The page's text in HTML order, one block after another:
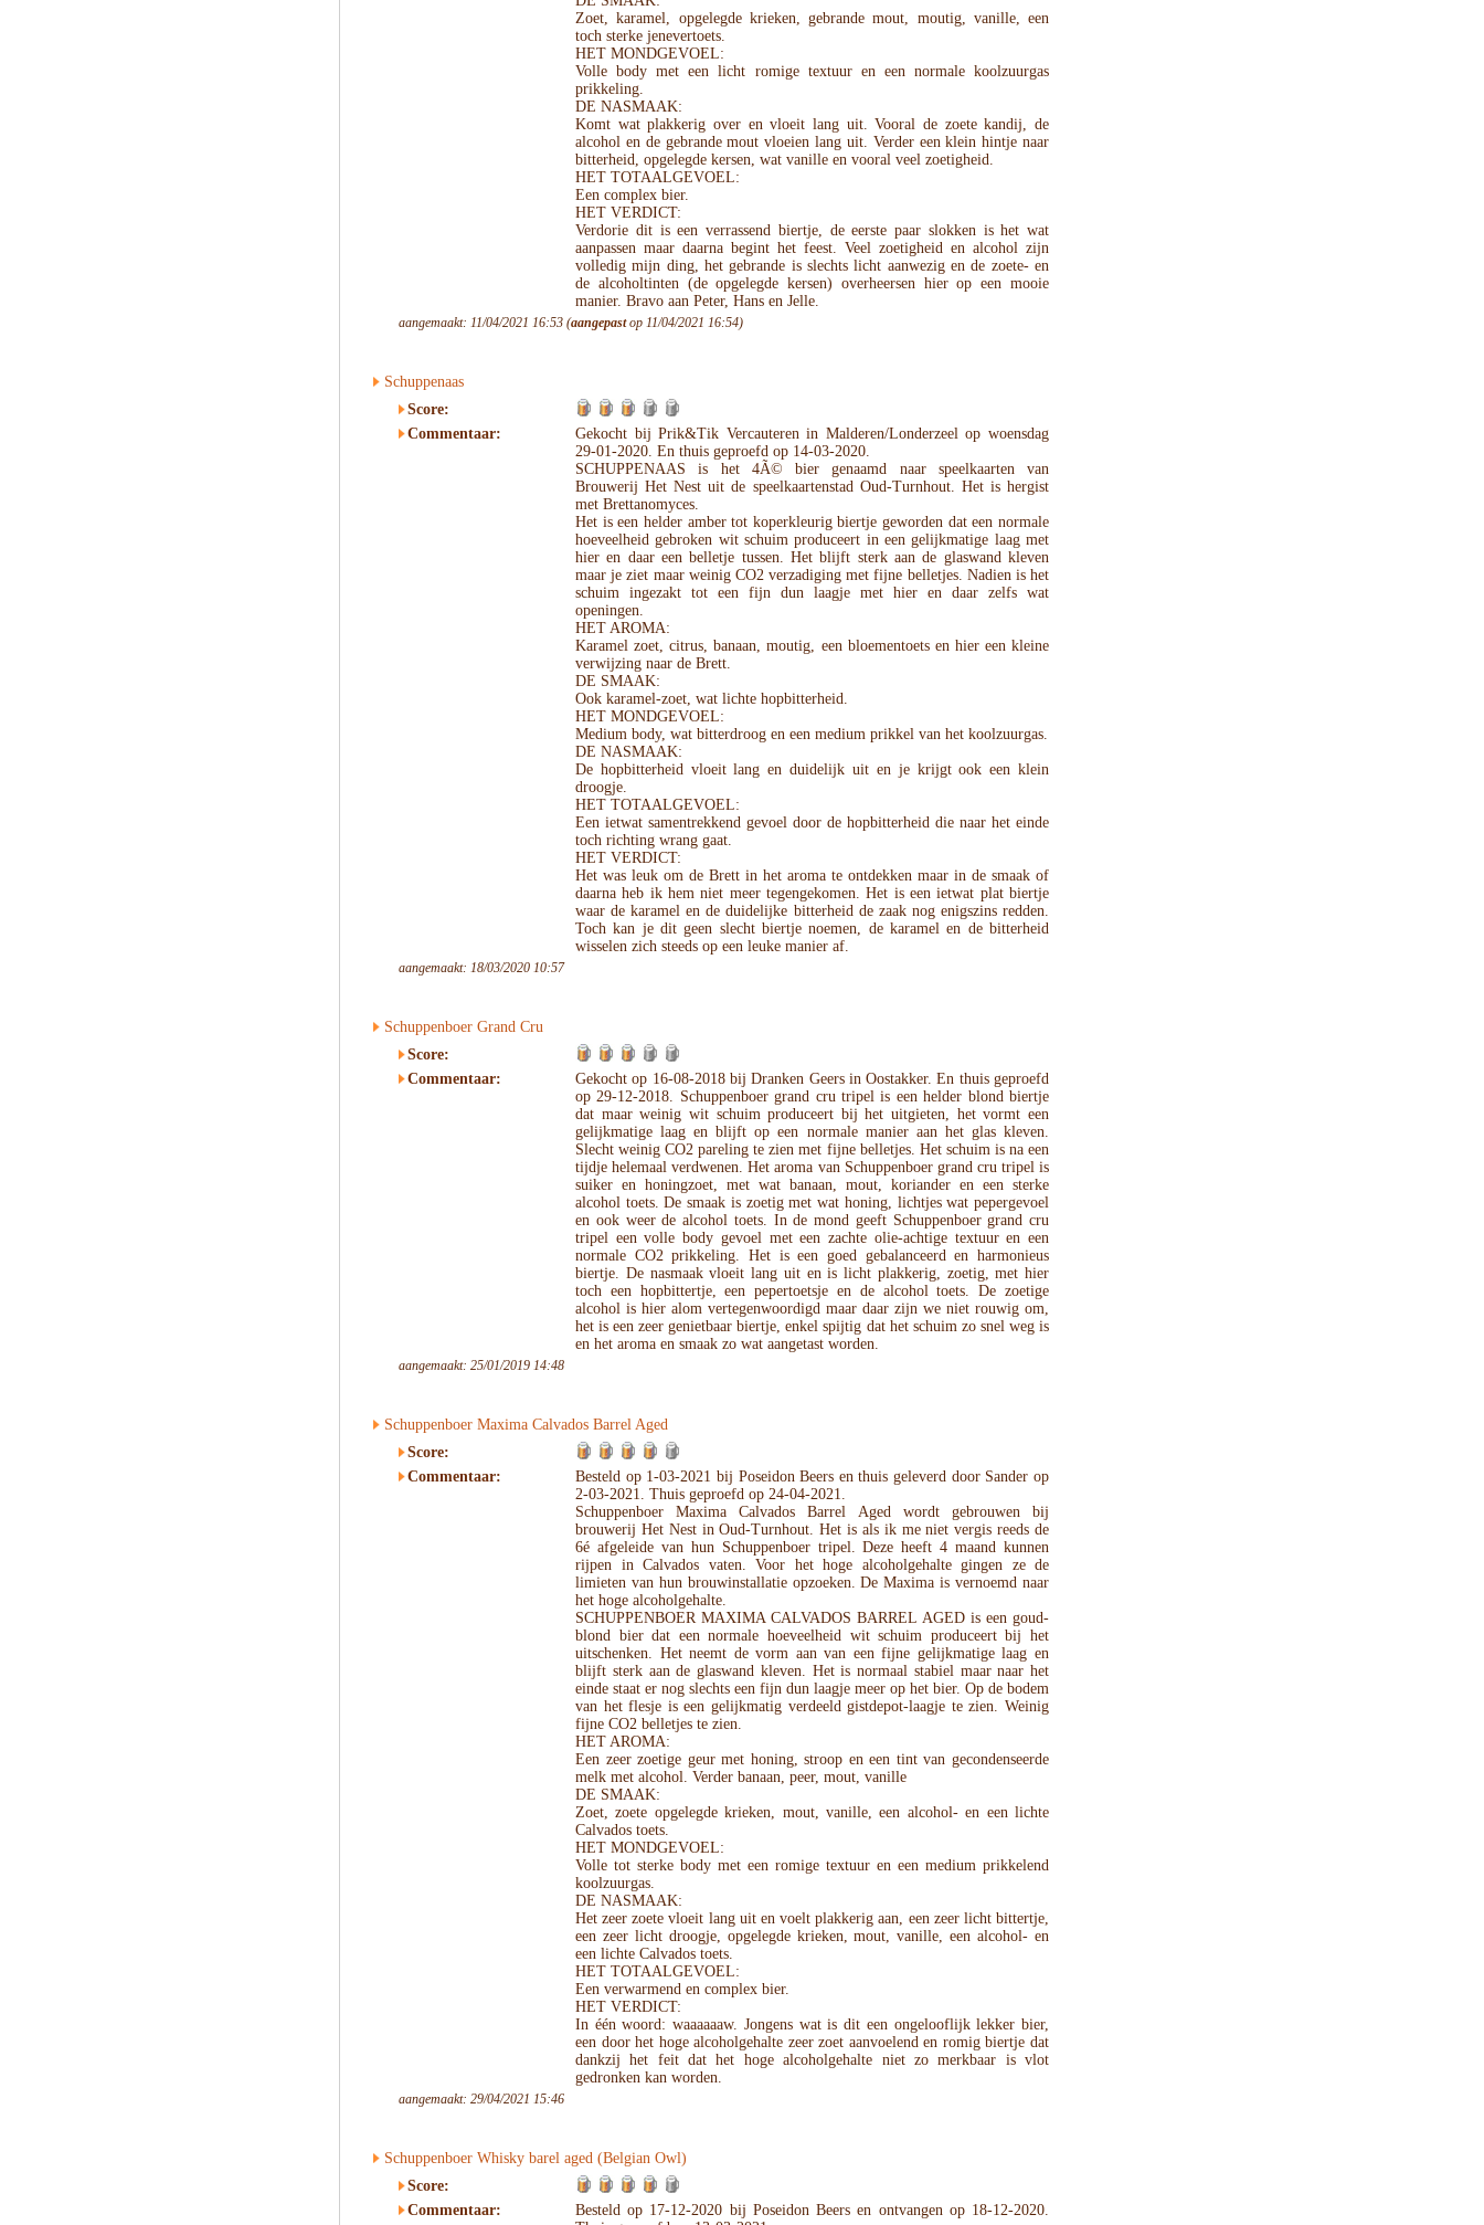
Zoet, karamel, opgelegde krieken, gebrande mout, moutig, vanille, een
toch sterke jenevertoets.
HET MONDGEVOEL:
Volle body met een licht romige textuur en een normale koolzuurgas
prikkeling.
DE NASMAAK:
Komt wat plakkerig over en vloeit lang uit. Vooral de zoete kandij, de
alcohol en de gebrande mout vloeien lang uit. Verder een klein hintje naar
bitterheid, opgelegde kersen, wat vanille en vooral veel zoetigheid.
HET TOTAALGEVOEL:
Een complex bier.
HET VERDICT:
Verdorie dit is een verrassend biertje, de eerste paar slokken is het wat
aanpassen maar daarna begint het feest. Veel zoetigheid en alcohol zijn
volledig mijn ding, het gebrande is slechts licht aanwezig en de zoete- en
de alcoholtinten (de opgelegde kersen) overheersen hier op een mooie
manier. Bravo aan Peter, Hans en Jelle.
aangemaakt: 11/04/2021 16:53 (aangepastop 11/04/2021 16:54)
Schuppenaas
Score:
Commentaar:
Gekocht bij Prik&Tik Vercauteren in Malderen/Londerzeel op woensdag
29-01-2020. En thuis geproefd op 14-03-2020.
SCHUPPENAAS is het 4Ã© bier genaamd naar speelkaarten van
Brouwerij Het Nest uit de speelkaartenstad Oud-Turnhout. Het is hergist
met Brettanomyces.
Het is een helder amber tot koperkleurig biertje geworden dat een normale
hoeveelheid gebroken wit schuim produceert in een gelijkmatige laag met
hier en daar een belletje tussen. Het blijft sterk aan de glaswand kleven
maar je ziet maar weinig CO2 verzadiging met fijne belletjes. Nadien is het
schuim ingezakt tot een fijn dun laagje met hier en daar zelfs wat
openingen.
HET AROMA:
Karamel zoet, citrus, banaan, moutig, een bloementoets en hier een kleine
verwijzing naar de Brett.
DE SMAAK:
Ook karamel-zoet, wat lichte hopbitterheid.
HET MONDGEVOEL:
Medium body, wat bitterdroog en een medium prikkel van het koolzuurgas.
DE NASMAAK:
De hopbitterheid vloeit lang en duidelijk uit en je krijgt ook een klein
droogje.
HET TOTAALGEVOEL:
Een ietwat samentrekkend gevoel door de hopbitterheid die naar het einde
toch richting wrang gaat.
HET VERDICT:
Het was leuk om de Brett in het aroma te ontdekken maar in de smaak of
daarna heb ik hem niet meer tegengekomen. Het is een ietwat plat biertje
waar de karamel en de duidelijke bitterheid de zaak nog enigszins redden.
Toch kan je dit geen slecht biertje noemen, de karamel en de bitterheid
wisselen zich steeds op een leuke manier af.
aangemaakt: 18/03/2020 10:57
Schuppenboer Grand Cru
Score:
Commentaar:
Gekocht op 16-08-2018 bij Dranken Geers in Oostakker. En thuis geproefd
op 29-12-2018. Schuppenboer grand cru tripel is een helder blond biertje
dat maar weinig wit schuim produceert bij het uitgieten, het vormt een
gelijkmatige laag en blijft op een normale manier aan het glas kleven.
Slecht weinig CO2 pareling te zien met fijne belletjes. Het schuim is na een
tijdje helemaal verdwenen. Het aroma van Schuppenboer grand cru tripel is
suiker en honingzoet, met wat banaan, mout, koriander en een sterke
alcohol toets. De smaak is zoetig met wat honing, lichtjes wat pepergevoel
en ook weer de alcohol toets. In de mond geeft Schuppenboer grand cru
tripel een volle body gevoel met een zachte olie-achtige textuur en een
normale CO2 prikkeling. Het is een goed gebalanceerd en harmonieus
biertje. De nasmaak vloeit lang uit en is licht plakkerig, zoetig, met hier
toch een hopbittertje, een pepertoetsje en de alcohol toets. De zoetige
alcohol is hier alom vertegenwoordigd maar daar zijn we niet rouwig om,
het is een zeer genietbaar biertje, enkel spijtig dat het schuim zo snel weg is
en het aroma en smaak zo wat aangetast worden.
aangemaakt: 25/01/2019 14:48
Schuppenboer Maxima Calvados Barrel Aged
Score:
Commentaar:
Besteld op 1-03-2021 bij Poseidon Beers en thuis geleverd door Sander op
2-03-2021. Thuis geproefd op 24-04-2021.
Schuppenboer Maxima Calvados Barrel Aged wordt gebrouwen bij
brouwerij Het Nest in Oud-Turnhout. Het is als ik me niet vergis reeds de
6é afgeleide van hun Schuppenboer tripel. Deze heeft 4 maand kunnen
rijpen in Calvados vaten. Voor het hoge alcoholgehalte gingen ze de
limieten van hun brouwinstallatie opzoeken. De Maxima is vernoemd naar
het hoge alcoholgehalte.
SCHUPPENBOER MAXIMA CALVADOS BARREL AGED is een goud-
blond bier dat een normale hoeveelheid wit schuim produceert bij het
uitschenken. Het neemt de vorm aan van een fijne gelijkmatige laag en
blijft sterk aan de glaswand kleven. Het is normaal stabiel maar naar het
einde staat er nog slechts een fijn dun laagje meer op het bier. Op de bodem
van het flesje is een gelijkmatig verdeeld gistdepot-laagje te zien. Weinig
fijne CO2 belletjes te zien.
HET AROMA:
Een zeer zoetige geur met honing, stroop en een tint van gecondenseerde
melk met alcohol. Verder banaan, peer, mout, vanille
DE SMAAK:
Zoet, zoete opgelegde krieken, mout, vanille, een alcohol- en een lichte
Calvados toets.
HET MONDGEVOEL:
Volle tot sterke body met een romige textuur en een medium prikkelend
koolzuurgas.
DE NASMAAK:
Het zeer zoete vloeit lang uit en voelt plakkerig aan, een zeer licht bittertje,
een zeer licht droogje, opgelegde krieken, mout, vanille, een alcohol- en
een lichte Calvados toets.
HET TOTAALGEVOEL:
Een verwarmend en complex bier.
HET VERDICT:
In één woord: waaaaaaw. Jongens wat is dit een ongelooflijk lekker bier,
een door het hoge alcoholgehalte zeer zoet aanvoelend en romig biertje dat
dankzij het feit dat het hoge alcoholgehalte niet zo merkbaar is vlot
gedronken kan worden.
aangemaakt: 29/04/2021 15:46
Schuppenboer Whisky barel aged (Belgian Owl)
Score:
Commentaar:
Besteld op 17-12-2020 bij Poseidon Beers en ontvangen op 18-12-2020.